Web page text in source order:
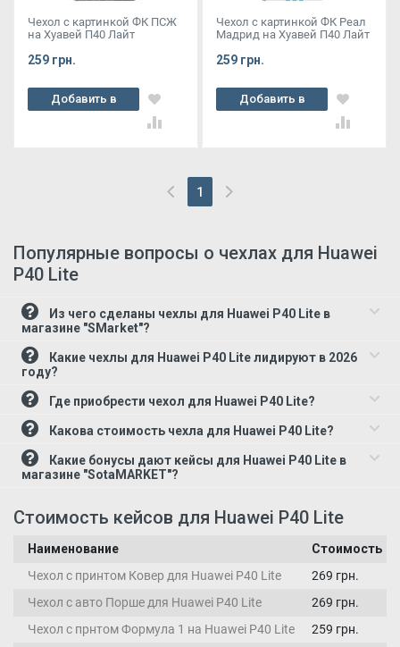
Чехол с картинкой ФК ПСЖ
на Хуавей П40 Лайт
259 грн.
Добавить в
корзину
Чехол с картинкой ФК Реал
Мадрид на Хуавей П40 Лайт
259 грн.
Добавить в
корзину
1
(current)
Популярные вопросы о чехлах для Huawei
P40 Lite
магазине "SMarket"?
году?
Где приобрести чехол для Huawei P40 Lite?
Какова стоимость чехла для Huawei P40 Lite?
магазине "SotaMARKET"?
Стоимость кейсов для Huawei P40 Lite
Наименование
Стоимость
Чехол с принтом Ковер для Huawei P40 Lite
269 грн.
Чехол с авто Порше для Huawei P40 Lite
269 грн.
Чехол с прнтом Формула 1 на Huawei P40 Lite
259 грн.